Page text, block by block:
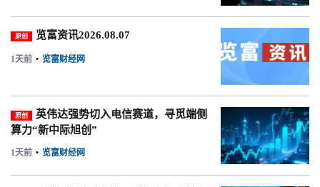
原创 览富资讯2026.08.07
1天前 • 览富财经网
原创
英伟达强势切入电信赛道，寻觅端侧
算力“新中际旭创”
1天前 • 览富财经网